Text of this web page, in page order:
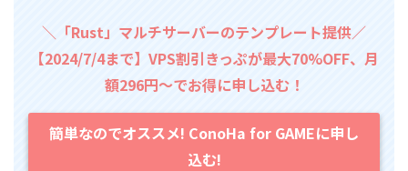
＼「Rust」マルチサーバーのテンプレート提供／
【2024/7/4まで】VPS割引きっぷが最大70%OFF、月
額296円～でお得に申し込む！
簡単なのでオススメ! ConoHa for GAMEに申し
込む!